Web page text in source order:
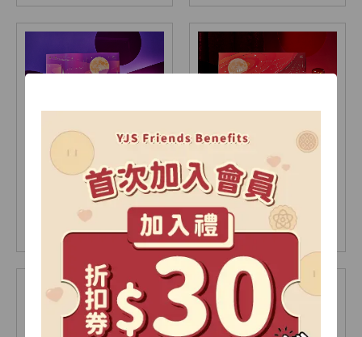
【2026中秋限定】極光
禮盒-A
15入(盒)
NT$ 735
【2026中秋限定】星耀
禮盒-A
18入(盒)
NT$ 905